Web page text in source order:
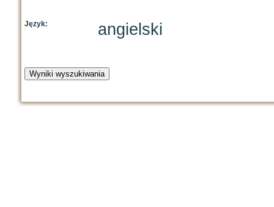
Język: angielski